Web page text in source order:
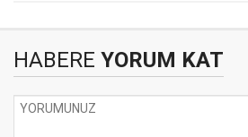
HABERE YORUM KAT